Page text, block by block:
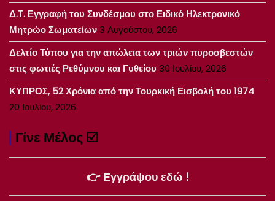
Δ.Τ. Εγγραφή του Συνδέσμου στο Ειδικό Ηλεκτρονικό
Μητρώο Σωματείων3 Αυγούστου, 2026
Δελτίο Τύπου για την απώλεια των τριών πυροσβεστών
στις φωτιές Ρεθύμνου και Γυθείου 30 Ιουλίου, 2026
ΚΥΠΡΟΣ, 52 Χρόνια από την Τουρκική Εισβολή του 1974
20 Ιουλίου, 2026
Γίνε Μέλος ☑️
👉 Εγγράψου εδώ !